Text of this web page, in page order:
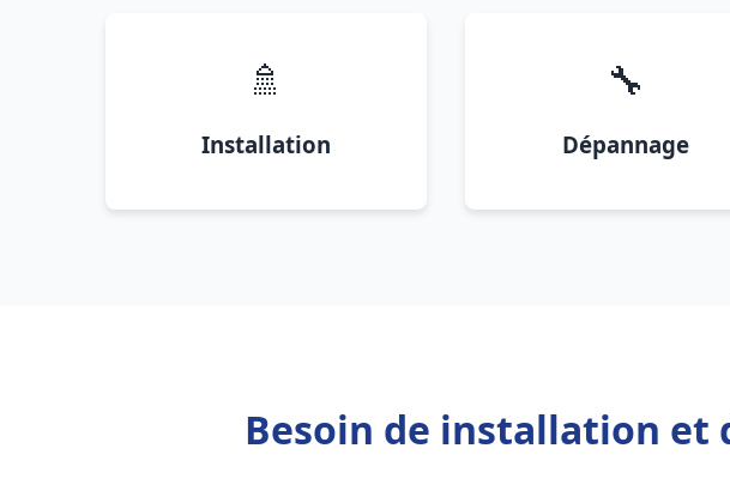
🚿
Installation
🔧
Dépannage
Besoin de installation et